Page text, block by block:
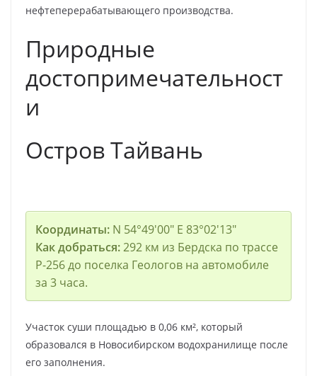
нефтеперерабатывающего производства.
Природные
достопримечательност
и
Остров Тайвань
Координаты:N 54°49′00″ E 83°02′13″
Как добраться:292 км из Бердска по трассе
Р-256 до поселка Геологов на автомобиле
за 3 часа.
Участок суши площадью в 0,06 км², который
образовался в Новосибирском водохранилище после
его заполнения.